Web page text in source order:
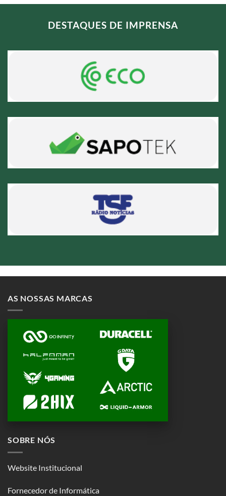
DESTAQUES DE IMPRENSA
AS NOSSAS MARCAS
SOBRE NÓS
Website Institucional
Fornecedor de Informática